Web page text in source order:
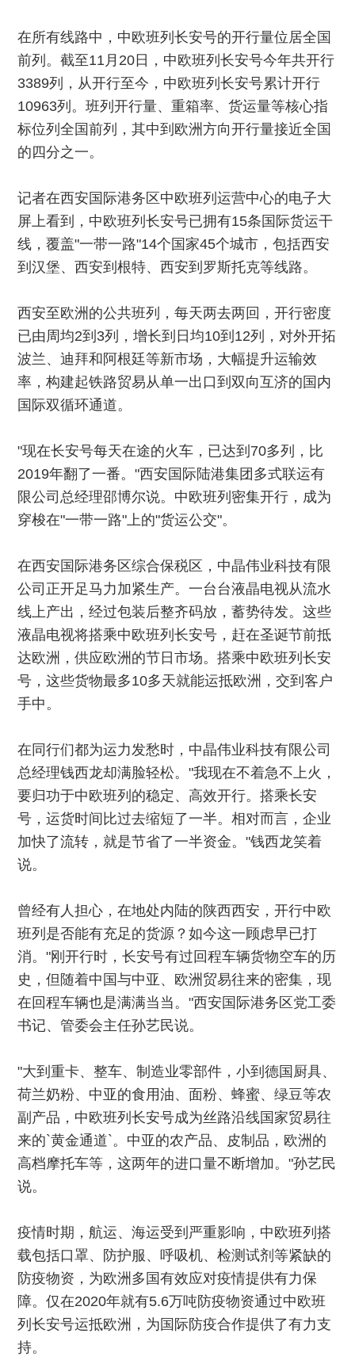
在所有线路中，中欧班列长安号的开行量位居全国
前列。截至11月20日，中欧班列长安号今年共开行
3389列，从开行至今，中欧班列长安号累计开行
10963列。班列开行量、重箱率、货运量等核心指
标位列全国前列，其中到欧洲方向开行量接近全国
的四分之一。
记者在西安国际港务区中欧班列运营中心的电子大
屏上看到，中欧班列长安号已拥有15条国际货运干
线，覆盖"一带一路"14个国家45个城市，包括西安
到汉堡、西安到根特、西安到罗斯托克等线路。
西安至欧洲的公共班列，每天两去两回，开行密度
已由周均2到3列，增长到日均10到12列，对外开拓
波兰、迪拜和阿根廷等新市场，大幅提升运输效
率，构建起铁路贸易从单一出口到双向互济的国内
国际双循环通道。
"现在长安号每天在途的火车，已达到70多列，比
2019年翻了一番。"西安国际陆港集团多式联运有
限公司总经理邵博尔说。中欧班列密集开行，成为
穿梭在"一带一路"上的"货运公交"。
在西安国际港务区综合保税区，中晶伟业科技有限
公司正开足马力加紧生产。一台台液晶电视从流水
线上产出，经过包装后整齐码放，蓄势待发。这些
液晶电视将搭乘中欧班列长安号，赶在圣诞节前抵
达欧洲，供应欧洲的节日市场。搭乘中欧班列长安
号，这些货物最多10多天就能运抵欧洲，交到客户
手中。
在同行们都为运力发愁时，中晶伟业科技有限公司
总经理钱西龙却满脸轻松。"我现在不着急不上火，
要归功于中欧班列的稳定、高效开行。搭乘长安
号，运货时间比过去缩短了一半。相对而言，企业
加快了流转，就是节省了一半资金。"钱西龙笑着
说。
曾经有人担心，在地处内陆的陕西西安，开行中欧
班列是否能有充足的货源？如今这一顾虑早已打
消。"刚开行时，长安号有过回程车辆货物空车的历
史，但随着中国与中亚、欧洲贸易往来的密集，现
在回程车辆也是满满当当。"西安国际港务区党工委
书记、管委会主任孙艺民说。
"大到重卡、整车、制造业零部件，小到德国厨具、
荷兰奶粉、中亚的食用油、面粉、蜂蜜、绿豆等农
副产品，中欧班列长安号成为丝路沿线国家贸易往
来的`黄金通道`。中亚的农产品、皮制品，欧洲的
高档摩托车等，这两年的进口量不断增加。"孙艺民
说。
疫情时期，航运、海运受到严重影响，中欧班列搭
载包括口罩、防护服、呼吸机、检测试剂等紧缺的
防疫物资，为欧洲多国有效应对疫情提供有力保
障。仅在2020年就有5.6万吨防疫物资通过中欧班
列长安号运抵欧洲，为国际防疫合作提供了有力支
持。